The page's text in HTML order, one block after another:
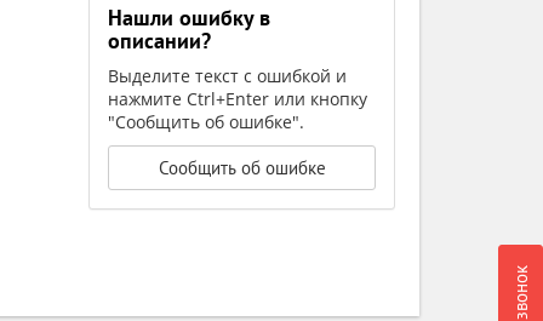
Нашли ошибку в
описании?
Выделите текст с ошибкой и
нажмите Ctrl+Enter или кнопку
"Сообщить об ошибке".
Сообщить об ошибке